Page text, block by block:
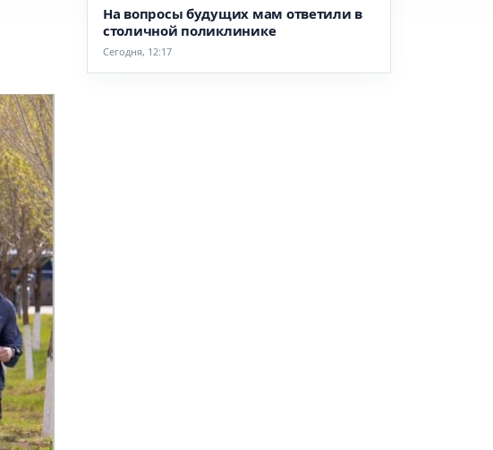
На вопросы будущих мам ответили в
столичной поликлинике
Сегодня, 12:17